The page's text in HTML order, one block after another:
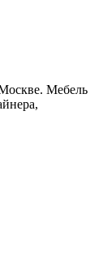
Мебель